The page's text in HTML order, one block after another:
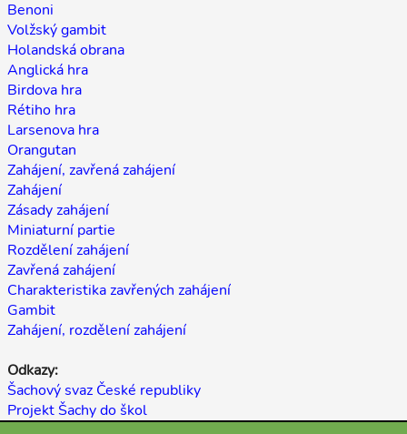
Benoni
Volžský gambit
Holandská obrana
Anglická hra
Birdova hra
Rétiho hra
Larsenova hra
Orangutan
Zahájení, zavřená zahájení
Zahájení
Zásady zahájení
Miniaturní partie
Rozdělení zahájení
Zavřená zahájení
Charakteristika zavřených zahájení
Gambit
Zahájení, rozdělení zahájení
Odkazy:
Šachový svaz České republiky
Projekt Šachy do škol